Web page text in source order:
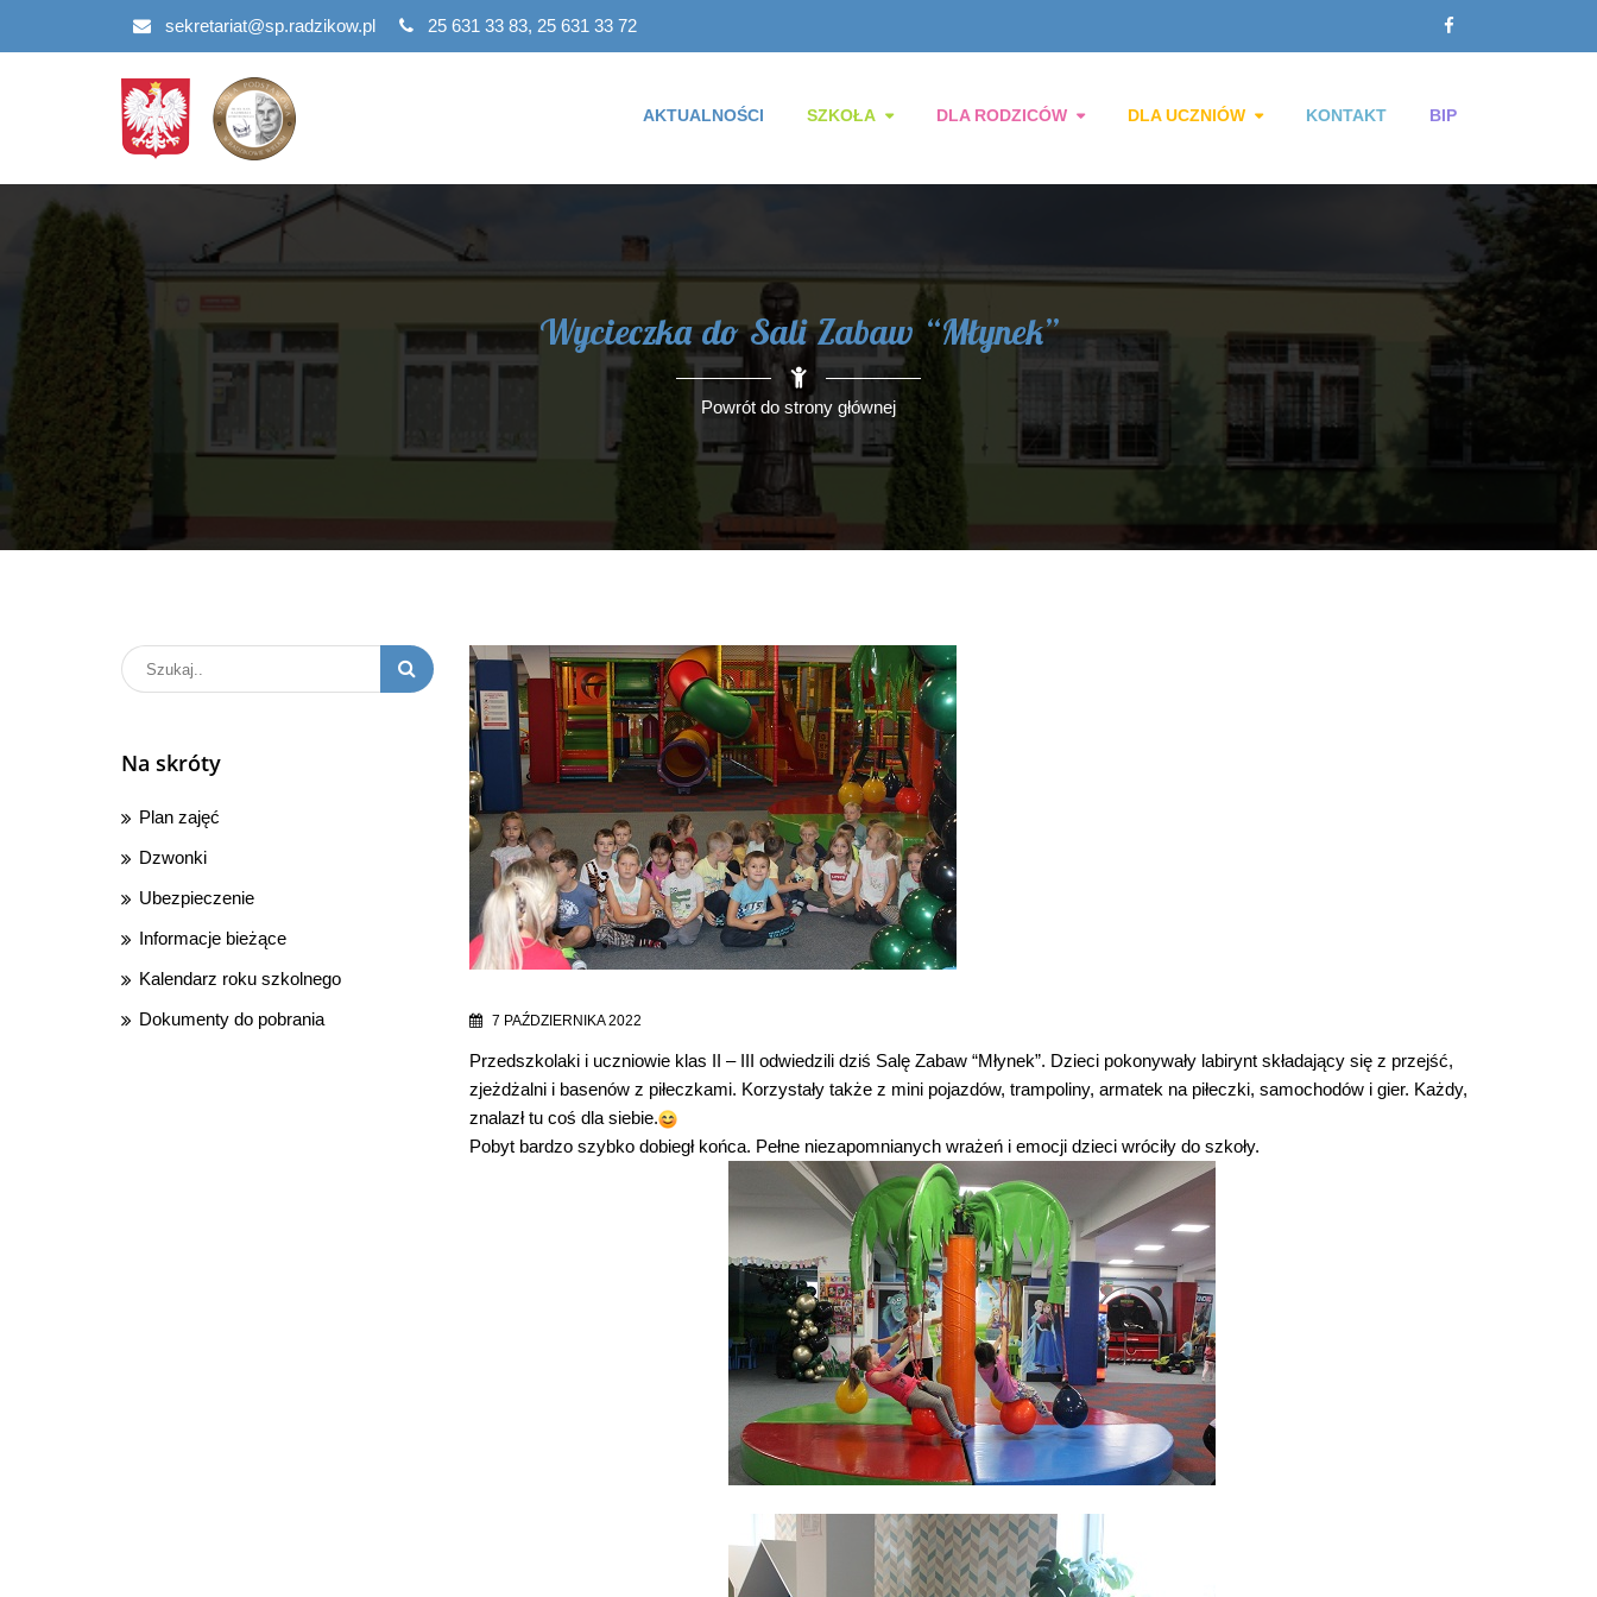
sekretariat@sp.radzikow.pl 25 631 33 83, 25 631 33 72
AKTUALNOŚCI SZKOŁA DLA RODZICÓW DLA UCZNIÓW KONTAKT BIP
Wycieczka do Sali Zabaw “Młynek”
Powrót do strony głównej
7 PAŹDZIERNIKA 2022
Przedszkolaki i uczniowie klas II – III odwiedzili dziś Salę Zabaw “Młynek”. Dzieci pokonywały labirynt składający się z przejść,
zjeżdżalni i basenów z piłeczkami. Korzystały także z mini pojazdów, trampoliny, armatek na piłeczki, samochodów i gier. Każdy,
znalazł tu coś dla siebie.
Pobyt bardzo szybko dobiegł końca. Pełne niezapomnianych wrażeń i emocji dzieci wróciły do szkoły.
Na skróty
Plan zajęć
Dzwonki
Ubezpieczenie
Informacje bieżące
Kalendarz roku szkolnego
Dokumenty do pobrania